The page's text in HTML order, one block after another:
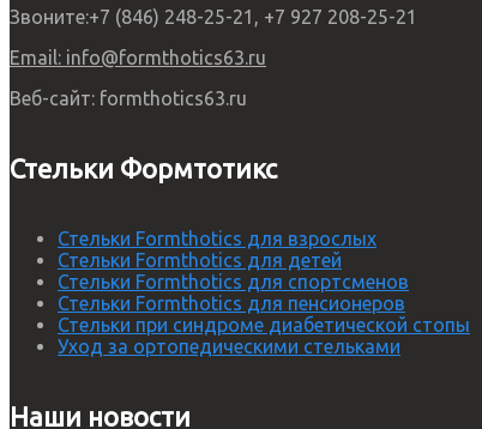
Звоните:+7 (846) 248-25-21, +7 927 208-25-21
Email: info@formthotics63.ru
Веб-сайт: formthotics63.ru
Стельки Формтотикс
Стельки Formthotics для взрослых
Стельки Formthotics для детей
Стельки Formthotics для спортсменов
Стельки Formthotics для пенсионеров
Стельки при синдроме диабетической стопы
Уход за ортопедическими стельками
Наши новости